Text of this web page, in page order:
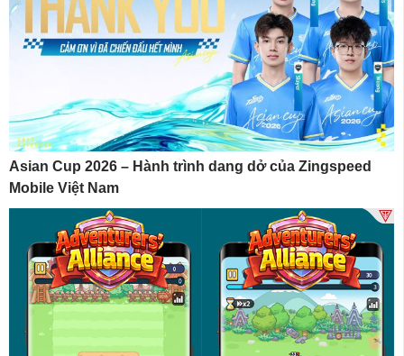
Asian Cup 2026 – Hành trình dang dở của Zingspeed
Mobile Việt Nam